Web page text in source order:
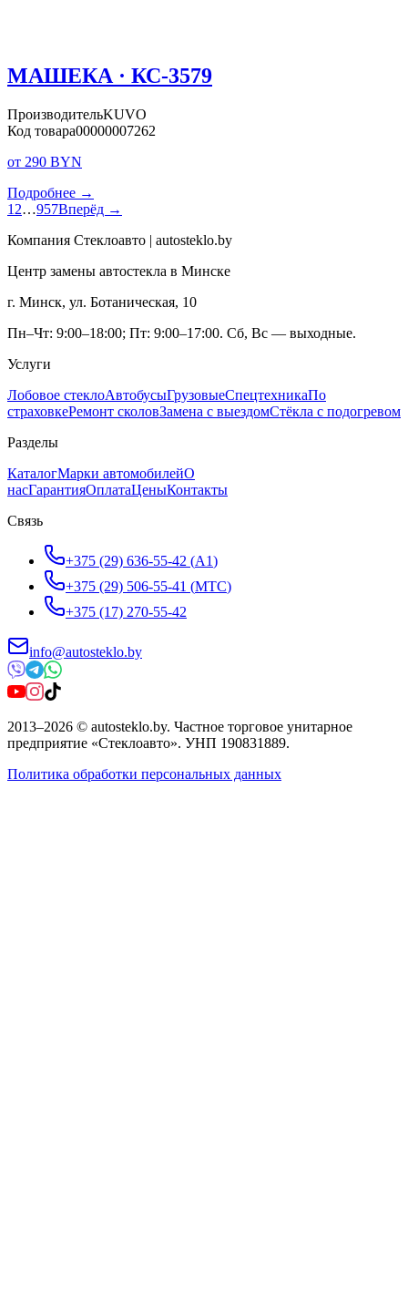
МАШЕКА · КС-3579
ПроизводительKUVO
Код товара00000007262
от 290 BYN
Подробнее →
1 2…957Вперёд →
Компания Стеклоавто | autosteklo.by
Центр замены автостекла в Минске
г. Минск, ул. Ботаническая, 10
Пн–Чт: 9:00–18:00; Пт: 9:00–17:00. Сб, Вс — выходные.
Услуги
Лобовое стеклоАвтобусыГрузовыеСпецтехникаПо
страховкеРемонт сколовЗамена с выездомСтёкла с подогревом
Разделы
КаталогМарки автомобилейО
насГарантияОплатаЦеныКонтакты
Связь
+375 (29) 636-55-42 (A1)
+375 (29) 506-55-41 (МТС)
+375 (17) 270-55-42
info@autosteklo.by
2013–2026 © autosteklo.by. Частное торговое унитарное
предприятие «Стеклоавто». УНП 190831889.
Политика обработки персональных данных